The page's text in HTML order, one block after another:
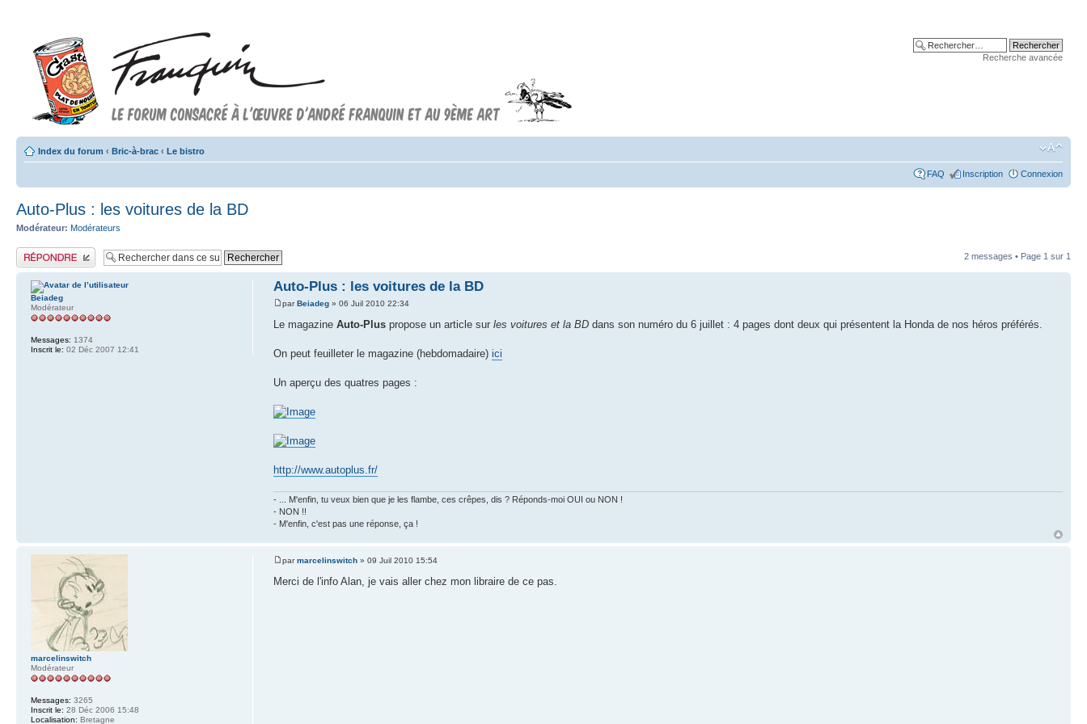
Recherche avancée
Index du forum ‹ Bric-à-brac ‹ Le bistro
FAQ Inscription Connexion
Auto-Plus : les voitures de la BD
Modérateur: Modérateurs
Publier une réponse 2 messages • Page 1 sur 1
Auto-Plus : les voitures de la BD
parBeiadeg » 06 Juil 2010 22:34
Le magazineAuto-Plus propose un article surles voitures et la BD dans son numéro du 6 juillet : 4 pages dont deux qui présentent la Honda de nos héros préférés.
On peut feuilleter le magazine (hebdomadaire)ici
Un aperçu des quatres pages :
http://www.autoplus.fr/
- ... M'enfin, tu veux bien que je les flambe, ces crêpes, dis ? Réponds-moi OUI ou NON !
- NON !!
- M'enfin, c'est pas une réponse, ça !
Beiadeg
Modérateur
Messages: 1374
Inscrit le: 02 Déc 2007 12:41
parmarcelinswitch » 09 Juil 2010 15:54
Merci de l'info Alan, je vais aller chez mon libraire de ce pas.
marcelinswitch
Modérateur
Messages: 3265
Inscrit le: 28 Déc 2006 15:48
Localisation: Bretagne